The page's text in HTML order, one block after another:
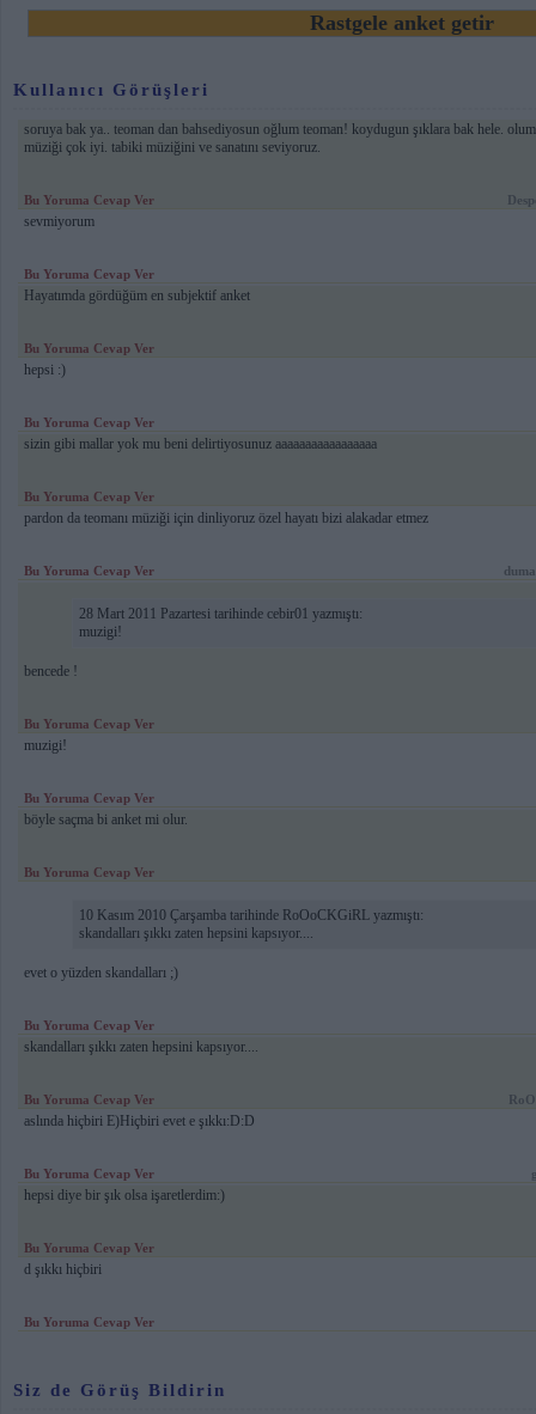
Rastgele anket getir
Kullanıcı Görüşleri
soruya bak ya.. teoman dan bahsediyosun oğlum teoman! koydugun şıklara bak hele.
müziği çok iyi. tabiki müziğini ve sanatını seviyoruz.
Bu Yoruma Cevap Ver
sevmiyorum
Bu Yoruma Cevap Ver
Hayatımda gördüğüm en subjektif anket
Bu Yoruma Cevap Ver
hepsi :)
Bu Yoruma Cevap Ver
sizin gibi mallar yok mu beni delirtiyosunuz aaaaaaaaaaaaaaaaa
Bu Yoruma Cevap Ver
pardon da teomanı müziği için dinliyoruz özel hayatı bizi alakadar etmez
Bu Yoruma Cevap Ver
28 Mart 2011 Pazartesi tarihinde cebir01 yazmıştı:
muzigi!
bencede !
Bu Yoruma Cevap Ver
muzigi!
Bu Yoruma Cevap Ver
böyle saçma bi anket mi olur.
Bu Yoruma Cevap Ver
10 Kasım 2010 Çarşamba tarihinde RoOoCKGiRL yazmıştı:
skandalları şıkkı zaten hepsini kapsıyor....
evet o yüzden skandalları ;)
Bu Yoruma Cevap Ver
skandalları şıkkı zaten hepsini kapsıyor....
Bu Yoruma Cevap Ver
aslında hiçbiri E)Hiçbiri evet e şıkkı:D:D
Bu Yoruma Cevap Ver
hepsi diye bir şık olsa işaretlerdim:)
Bu Yoruma Cevap Ver
d şıkkı hiçbiri
Bu Yoruma Cevap Ver
Siz de Görüş Bildirin